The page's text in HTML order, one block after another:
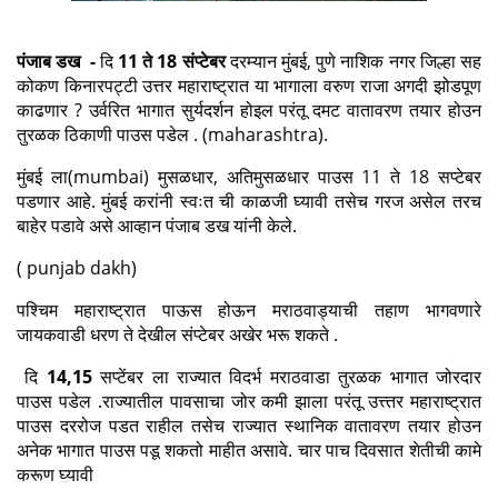
पंजाब डख -दि11ते18संप्टेबरदरम्यान मुंबई,पुणे नाशिक नगर जिल्हा सह
कोकण किनारपट्टी उत्तर महाराष्ट्रात या भागाला वरुण राजा अगदी झोडपूण
काढणार ?उर्वरित भागात सुर्यदर्शन होइल परंतू दमट वातावरण तयार होउन
तुरळक ठिकाणी पाउस पडेल . (maharashtra).
मुंबई ला(mumbai)मुसळधार, अतिमुसळधार पाउस 11ते 18सप्टेबर
पडणार आहे. मुंबई करांनी स्वःत ची काळजी घ्यावी तसेच गरज असेल तरच
बाहेर पडावे असे आव्हान पंजाब डख यांनी केले.
( punjab dakh)
पश्चिम महाराष्ट्रात पाऊस होऊन मराठवाड्याची तहाण भागवणारे
जायकवाडी धरण ते देखील संप्टेबर अखेर भरू शकते .
दि 14,15 सप्टेंबर ला राज्यात विदर्भ मराठवाडा तुरळक भागात जोरदार
पाउस पडेल .राज्यातील पावसाचा जोर कमी झाला परंतू उत्त्तर महाराष्ट्रात
पाउस दररोज पडत राहील तसेच राज्यात स्थानिक वातावरण तयार होउन
अनेक भागात पाउस पडू शकतो माहीत असावे. चार पाच दिवसात शेतीची कामे
करूण घ्यावी